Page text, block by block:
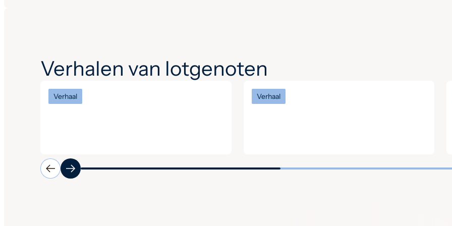
Verhalen van lotgenoten
Verhaal Verhaal